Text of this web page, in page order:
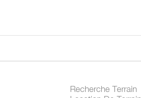
Recherche Terrain